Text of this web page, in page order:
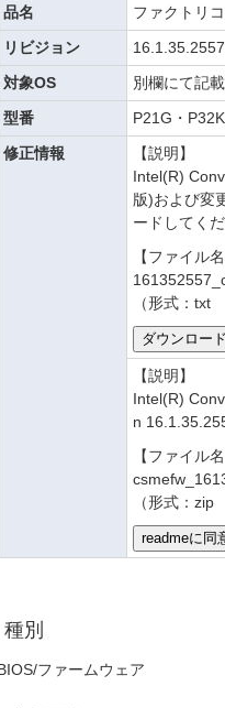
品名
ファクトリ
リビジョン
16.1.35.2557
対象OS
別欄にて記載
型番
P21G・
修正情報
【説明】
Intel(R)
版)および変
ードしてく
【ファイル
（形式：txt
【説明】
Intel(R)
n
【ファイル
（形式：
種別
ファームウェア